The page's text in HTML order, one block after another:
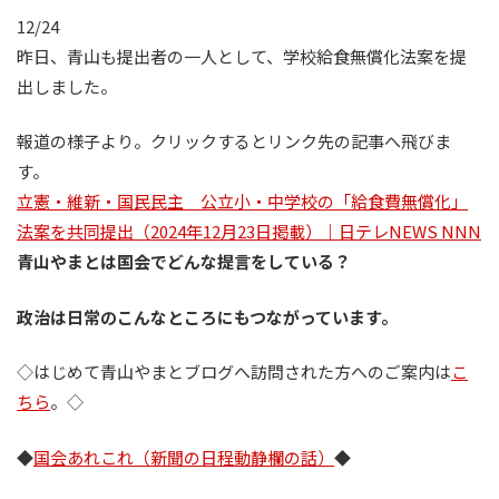
12/24
昨日、青山も提出者の一人として、学校給食無償化法案を提
出しました。
報道の様子より。クリックするとリンク先の記事へ飛びま
す。
立憲・維新・国民民主 公立小・中学校の「給食費無償化」
法案を共同提出（2024年12月23日掲載）｜日テレNEWS NNN
青山やまとは国会でどんな提言をしている？
政治は日常のこんなところにもつながっています。
◇はじめて青山やまとブログへ訪問された方へのご案内はこ
ちら。◇
◆国会あれこれ（新聞の日程動静欄の話） ◆